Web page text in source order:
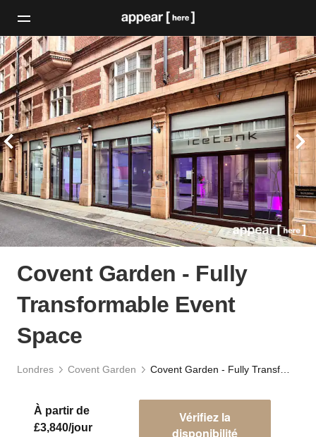
Covent Garden - Fully
Transformable Event
Space
Londres Covent Garden
À partir de
£3,840/jour
Vérifiez la
disponibilité